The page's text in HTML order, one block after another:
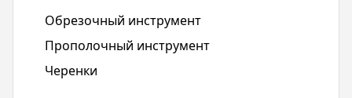
Обрезочный инструмент
Прополочный инструмент
Черенки